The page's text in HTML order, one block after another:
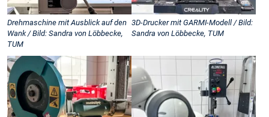
Drehmaschine mit Ausblick auf den
Wank / Bild: Sandra von Löbbecke,
TUM
3D-Drucker mit GARMI-Modell / Bild:
Sandra von Löbbecke, TUM